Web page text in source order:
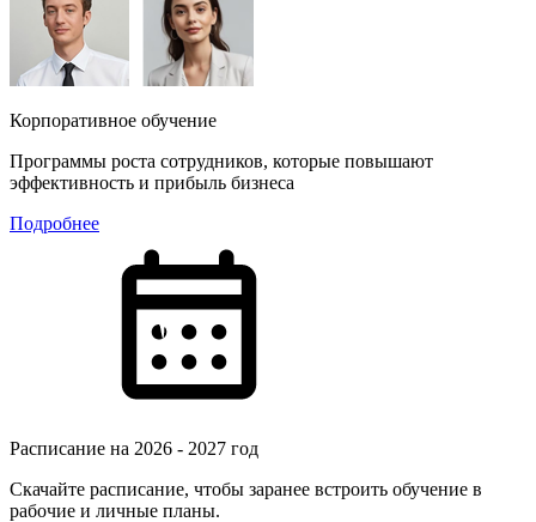
Корпоративное обучение
Программы роста сотрудников, которые повышают
эффективность и прибыль бизнеса
Подробнее
Расписание на 2026 - 2027 год
Скачайте расписание, чтобы заранее встроить обучение в
рабочие и личные планы.